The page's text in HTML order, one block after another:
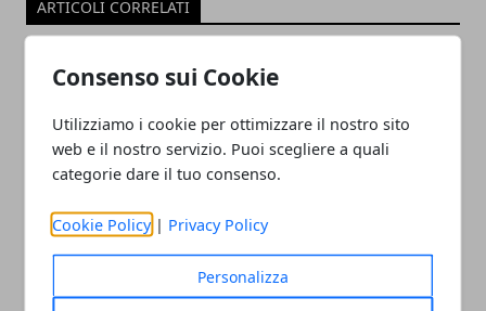
Consenso sui Cookie
Utilizziamo i cookie per ottimizzare il nostro sito
web e il nostro servizio. Puoi scegliere a quali
categorie dare il tuo consenso.
Cookie Policy | Privacy Policy
Personalizza
ARTICOLI CORRELATI
Musica e spettacolo: l'arte del booking
cantanti per eventi perfetti